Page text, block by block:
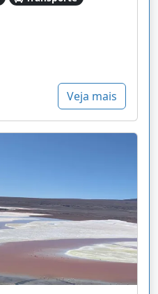
Veja mais